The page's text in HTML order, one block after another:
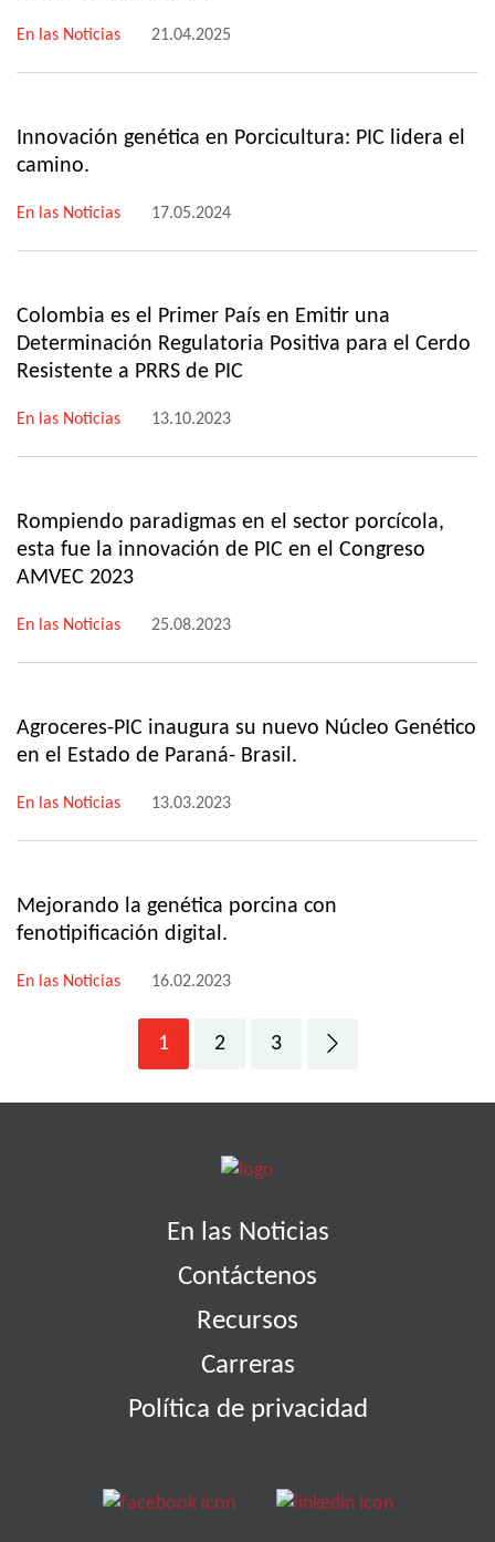
En las Noticias 21.04.2025
Innovación genética en Porcicultura: PIC lidera el
camino.
En las Noticias 17.05.2024
Colombia es el Primer País en Emitir una
Determinación Regulatoria Positiva para el Cerdo
Resistente a PRRS de PIC
En las Noticias 13.10.2023
Rompiendo paradigmas en el sector porcícola,
esta fue la innovación de PIC en el Congreso
AMVEC 2023
En las Noticias 25.08.2023
Agroceres-PIC inaugura su nuevo Núcleo Genético
en el Estado de Paraná- Brasil.
En las Noticias 13.03.2023
Mejorando la genética porcina con
fenotipificación digital.
En las Noticias 16.02.2023
1 2 3
En las Noticias
Contáctenos
Recursos
Carreras
Política de privacidad